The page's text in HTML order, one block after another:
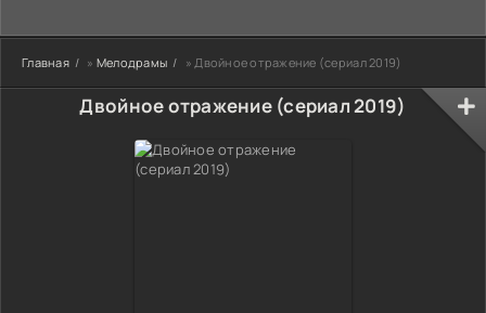
Главная » Мелодрамы » Двойное отражение (сериал 2019)
Двойное отражение (сериал 2019)